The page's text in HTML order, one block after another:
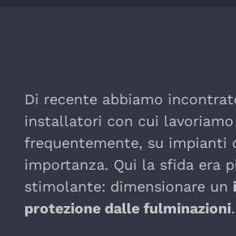
Di recente abbiamo
installatori con cui
frequentemente, su impianti
importanza. Qui la sfida era
stimolante: dimensionare un
protezione dalle fulminazioni.